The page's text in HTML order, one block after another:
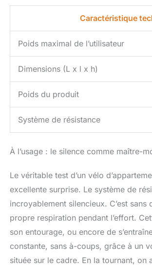
Caractéristique
Poids maximal de l’utilisateur
Dimensions (L x l x h)
Poids du produit
Système de résistance
À l’usage : le silence comme maître-
Le véritable test d’un vélo
excellente surprise. Le système de
incroyablement silencieux. C’est
propre respiration pendant l’effort.
son entourage, ou encore de
constante, sans à-coups, grâce à un
située sur le cadre. En la tournant, on